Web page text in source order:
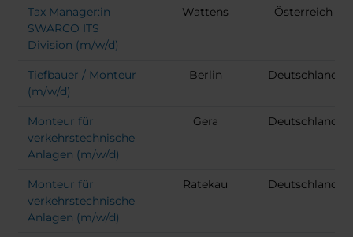
Tax Manager:in
SWARCO ITS
Division (m/w/d)
Wattens Österreich
Tiefbauer / Monteur
(m/w/d)
Berlin Deutschland
Monteur für
verkehrstechnische
Anlagen (m/w/d)
Gera Deutschland
Monteur für
verkehrstechnische
Anlagen (m/w/d)
Ratekau Deutschland